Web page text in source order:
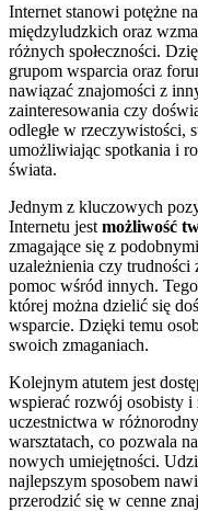
Internet stanowi potężne
międzyludzkich oraz
różnych społeczności.
grupom wsparcia oraz
nawiązać znajomości z
zainteresowania czy
odległe w rzeczywistości,
umożliwiając spotkania i
świata.
Jednym z kluczowych
Internetu jest możliwość
zmagające się z
uzależnienia czy trudności
pomoc wśród innych.
której można dzielić się
wsparcie. Dzięki temu
swoich zmaganiach.
Kolejnym atutem jest
wspierać rozwój osobisty
uczestnictwa w
warsztatach, co pozwala
nowych umiejętności.
najlepszym sposobem
przerodzić się w cenne